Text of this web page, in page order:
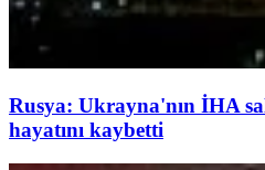
Rusya: Ukrayna'nın İHA
hayatını kaybetti